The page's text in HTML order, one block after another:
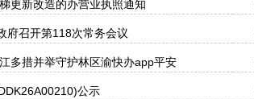
更新改造的办营业执照通知
府召开第118次常务会议
多措并举守护林区渝快办app平安
公示